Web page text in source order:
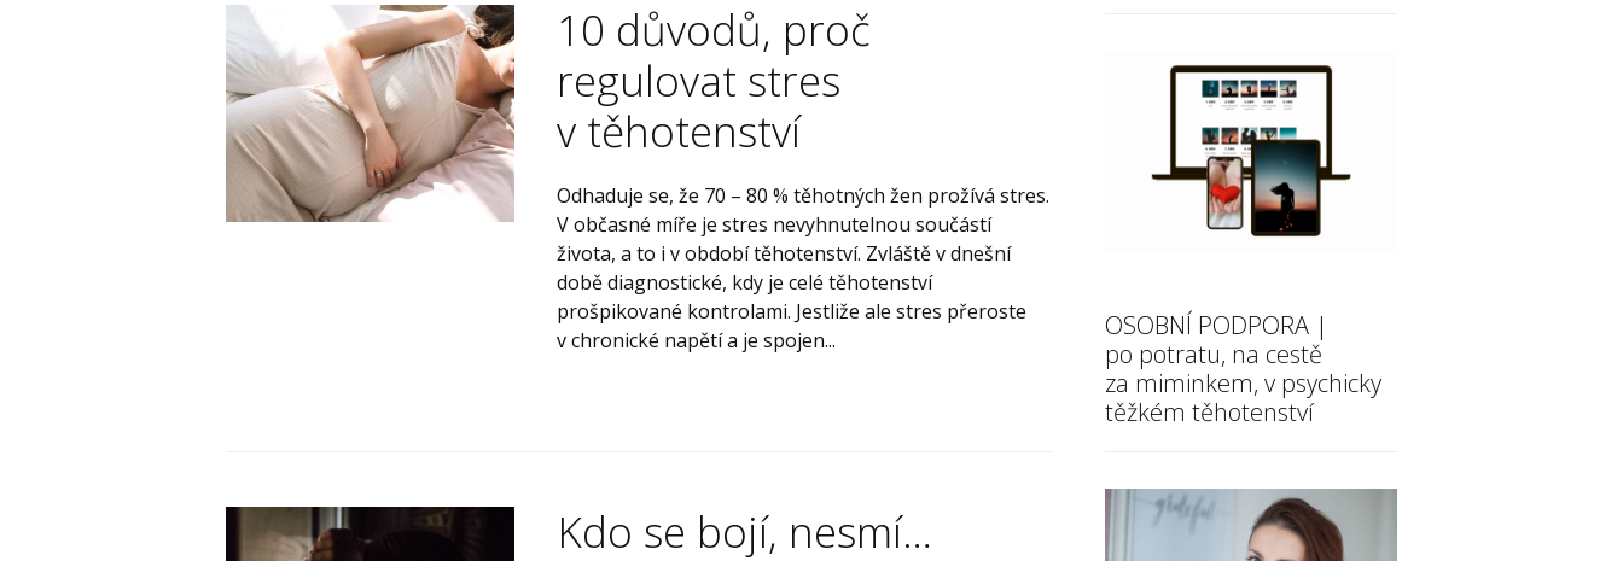
10 důvodů, proč
regulovat stres
v těhotenství
Odhaduje se, že 70 – 80 % těhotných žen prožívá stres.
V občasné míře je stres nevyhnutelnou součástí
života, a to i v období těhotenství. Zvláště v dnešní
době diagnostické, kdy je celé těhotenství
prošpikované kontrolami. Jestliže ale stres přeroste
v chronické napětí a je spojen...
Kdo se bojí, nesmí…
OSOBNÍ PODPORA |
po potratu, na cestě
za miminkem, v psychicky
těžkém těhotenství